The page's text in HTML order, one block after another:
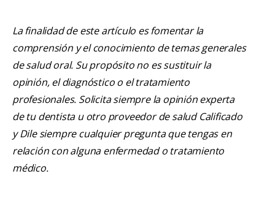
La finalidad de este artículo es fomentar la
comprensión y el conocimiento de temas generales
de salud oral. Su propósito no es sustituir la
opinión, el diagnóstico o el tratamiento
profesionales. Solicita siempre la opinión experta
de tu dentista u otro proveedor de salud Calificado
y Dile siempre cualquier pregunta que tengas en
relación con alguna enfermedad o tratamiento
médico.